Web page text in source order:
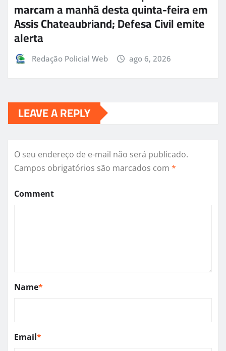
marcam a manhã desta quinta-feira em
Assis Chateaubriand; Defesa Civil emite
alerta
Redação Policial Web ago 6, 2026
LEAVE A REPLY
O seu endereço de e-mail não será publicado.
Campos obrigatórios são marcados com *
Comment
Name*
Email*